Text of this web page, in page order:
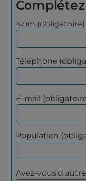
Nom (obligatoire)
Téléphone
E-mail
Population
Avez-vous